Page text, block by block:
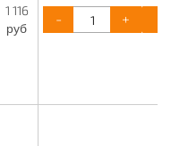
1 116
руб
- +